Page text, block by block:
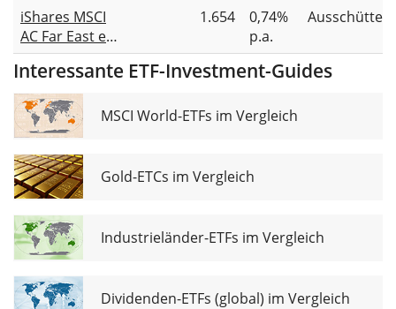
ETF
Distributing
UCITS ETF EUR
(C)
iShares MSCI
AC Far East ex-
Japan UCITS
ETF
1.654
0,74%
p.a.
Interessante ETF-Investment-Guides
MSCI World-ETFs im Vergleich
Gold-ETCs im Vergleich
Industrieländer-ETFs im Vergleich
Dividenden-ETFs (global) im Vergleich